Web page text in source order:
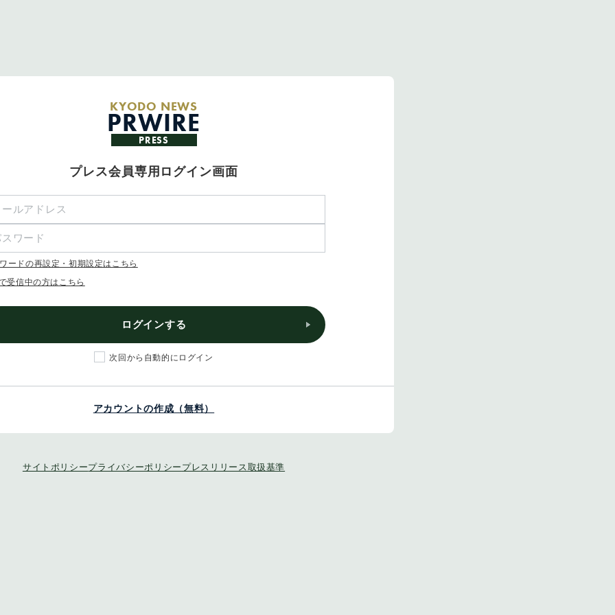
KYODO NEWS
PRWIRE
PRESS
プレス会員専用ログイン画面
ードの再設定・初期設定はこちら
受信中の方はこちら
ログインする
次回から自動的にログイン
アカウントの作成（無料）
サイトポリシープライバシーポリシー プレスリリース取扱基準